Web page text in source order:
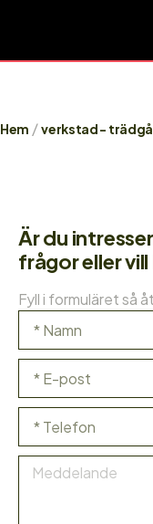
Hem /verkstad -
Är du
frågor eller
Fyll i formuläret så